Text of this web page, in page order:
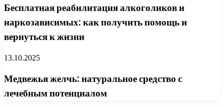
Бесплатная реабилитация алкоголиков и
наркозависимых: как получить помощь и
вернуться к жизни
13.10.2025
Медвежья желчь: натуральное средство с
лечебным потенциалом